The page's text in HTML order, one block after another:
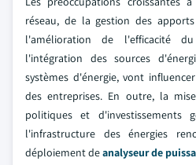
réseau, de la gestion des
l'amélioration de l'efficacité
l'intégration des sources
systèmes d'énergie, vont
des entreprises. En outre, la
politiques et d'investissements
l'infrastructure des énergies
déploiement deanalyseur de